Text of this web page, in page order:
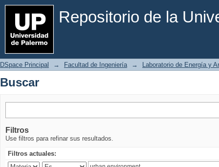
Repositorio de la
Buscar
DSpace Principal → Facultad de Ingeniería → Laboratorio de Energía y
Buscar
Filtros
Use filtros para refinar sus resultados.
Filtros actuales: